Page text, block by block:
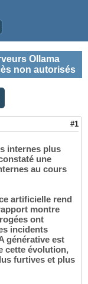
Ollama
non autorisés
#1
internes plus
une
au cours
artificielle rend
montre
ont
incidents
générative est
cette évolution,
furtives et plus